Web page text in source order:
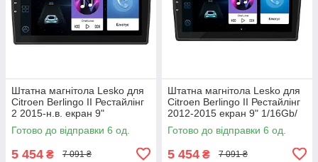
Штатна магнітола Lesko для
Citroen Berlingo II Рестайлінг
2 2015-н.в. екран 9"
1/16Gb/Wi-Fi GPS Optima 6шт
Готово до відправки 6 од.
5 454 ₴ 7 091 ₴
Штатна магнітола Lesko для
Citroen Berlingo II Рестайлінг
2012-2015 екран 9" 1/16Gb/
Wi-Fi GPS Optima 6шт
Готово до відправки 6 од.
5 454 ₴ 7 091 ₴